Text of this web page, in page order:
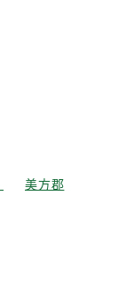
美方郡